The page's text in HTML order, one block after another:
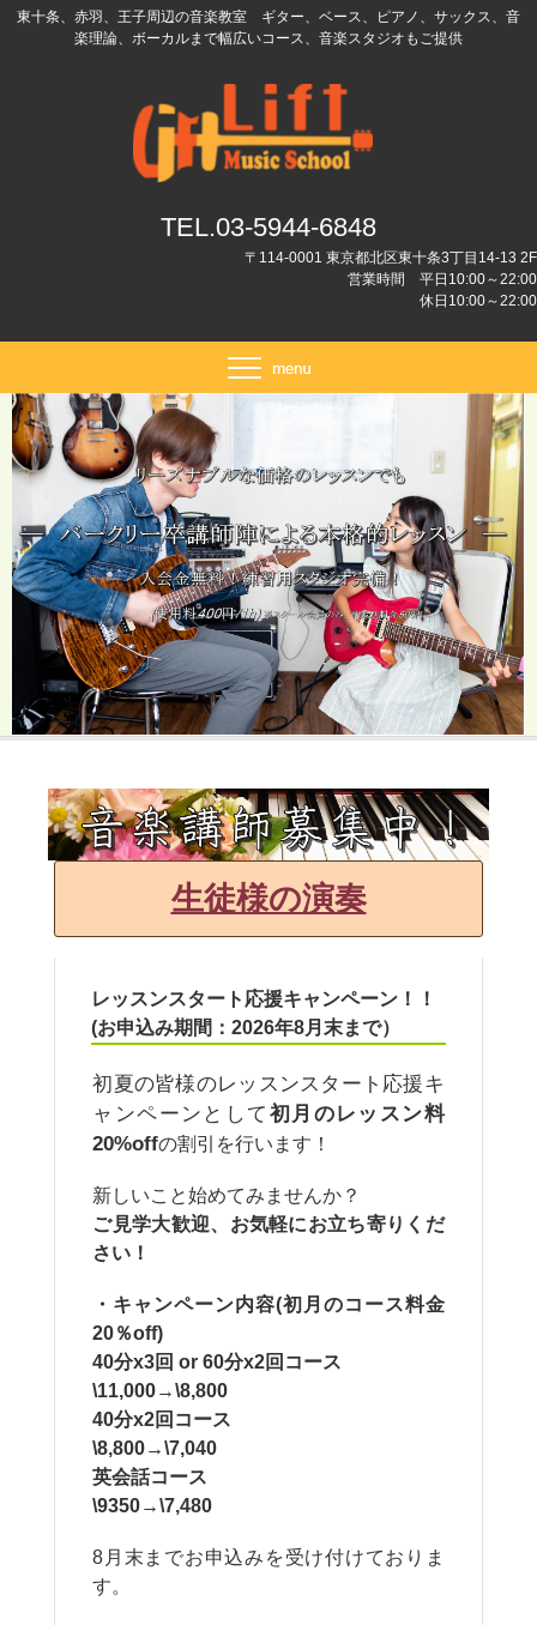
東十条、赤羽、王子周辺の音楽教室 ギター、ベース、ピアノ、サックス、音
楽理論、ボーカルまで幅広いコース、音楽スタジオもご提供
TEL.03-5944-6848
〒114-0001 東京都北区東十条3丁目14-13 2F
営業時間 平日10:00～22:00
休日10:00～22:00
生徒様の演奏
レッスンスタート応援キャンペーン！！
(お申込み期間：2026年8月末まで）
初夏の皆様のレッスンスタート応援キ
ャンペーンとして 初月のレッスン料
20%offの割引を行います！
新しいこと始めてみませんか？
ご見学大歓迎、お気軽にお立ち寄りくだ
さい！
・キャンペーン内容(初月のコース料金
20％off)
40分x3回 or 60分x2回コース
\11,000→\8,800
40分x2回コース
\8,800→\7,040
英会話コース
\9350→\7,480
8月末までお申込みを受け付けておりま
す。